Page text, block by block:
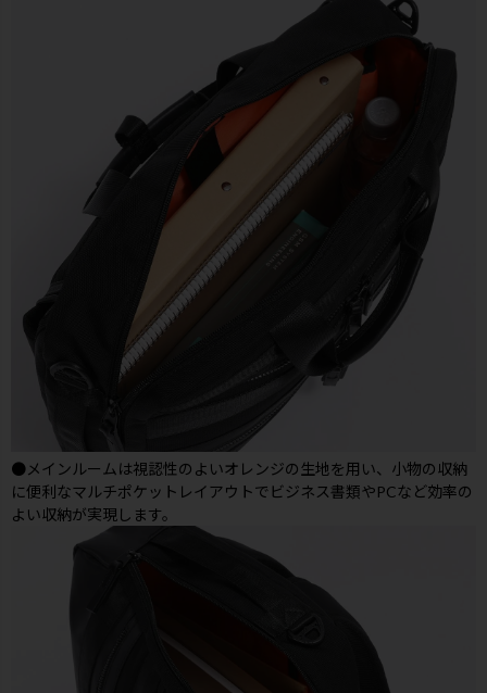
●メインルームは視認性のよいオレンジの生地を用い、小物の収納
に便利なマルチポケットレイアウトでビジネス書類やPCなど効率の
よい収納が実現します。